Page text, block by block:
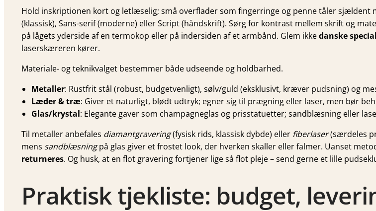
Hold inskriptionen kort og letlæselig; små overflader som fingerringe og penne tåler sjældent
(klassisk), Sans-serif (moderne) eller Script (håndskrift). Sørg for kontrast mellem skrift og
på lågets yderside af en termokop eller på indersiden af et armbånd. Glem ikkedanske
laserskæreren kører.
Materiale- og teknikvalget bestemmer både udseende og holdbarhed.
Metaller: Rustfrit stål (robust, budgetvenligt), sølv/guld (eksklusivt, kræver pudsning) og
Læder & træ: Giver et naturligt, blødt udtryk; egner sig til prægning eller laser, men bør
Glas/krystal: Elegante gaver som champagneglas og prisstatuetter; sandblæsning eller
Til metaller anbefales diamantgravering(fysisk rids, klassisk dybde) eller fiberlaser(særdeles
mens sandblæsningpå glas giver et frostet look, der hverken skaller eller falmer. Uanset
returneres. Og husk, at en flot gravering fortjener lige så flot pleje – send gerne et lille
Praktisk tjekliste: budget,